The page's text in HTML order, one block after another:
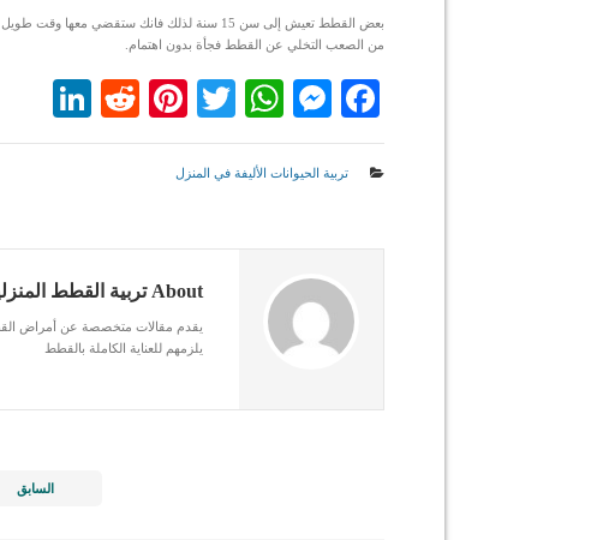
بعض القطط تعيش إلى سن 15 سنة لذلك فانك
من الصعب التخلي عن القطط فجأة بدون اهتمام.
Facebook
Messenger
WhatsApp
Twitter
Pinterest
Reddit
تربية الحيوانات الأليفة في المنزل
About تربية القطط المنزلية
يقدم مقالات متخصصة عن أمراض
يلزمهم للعناية الكاملة بالقطط
السابق